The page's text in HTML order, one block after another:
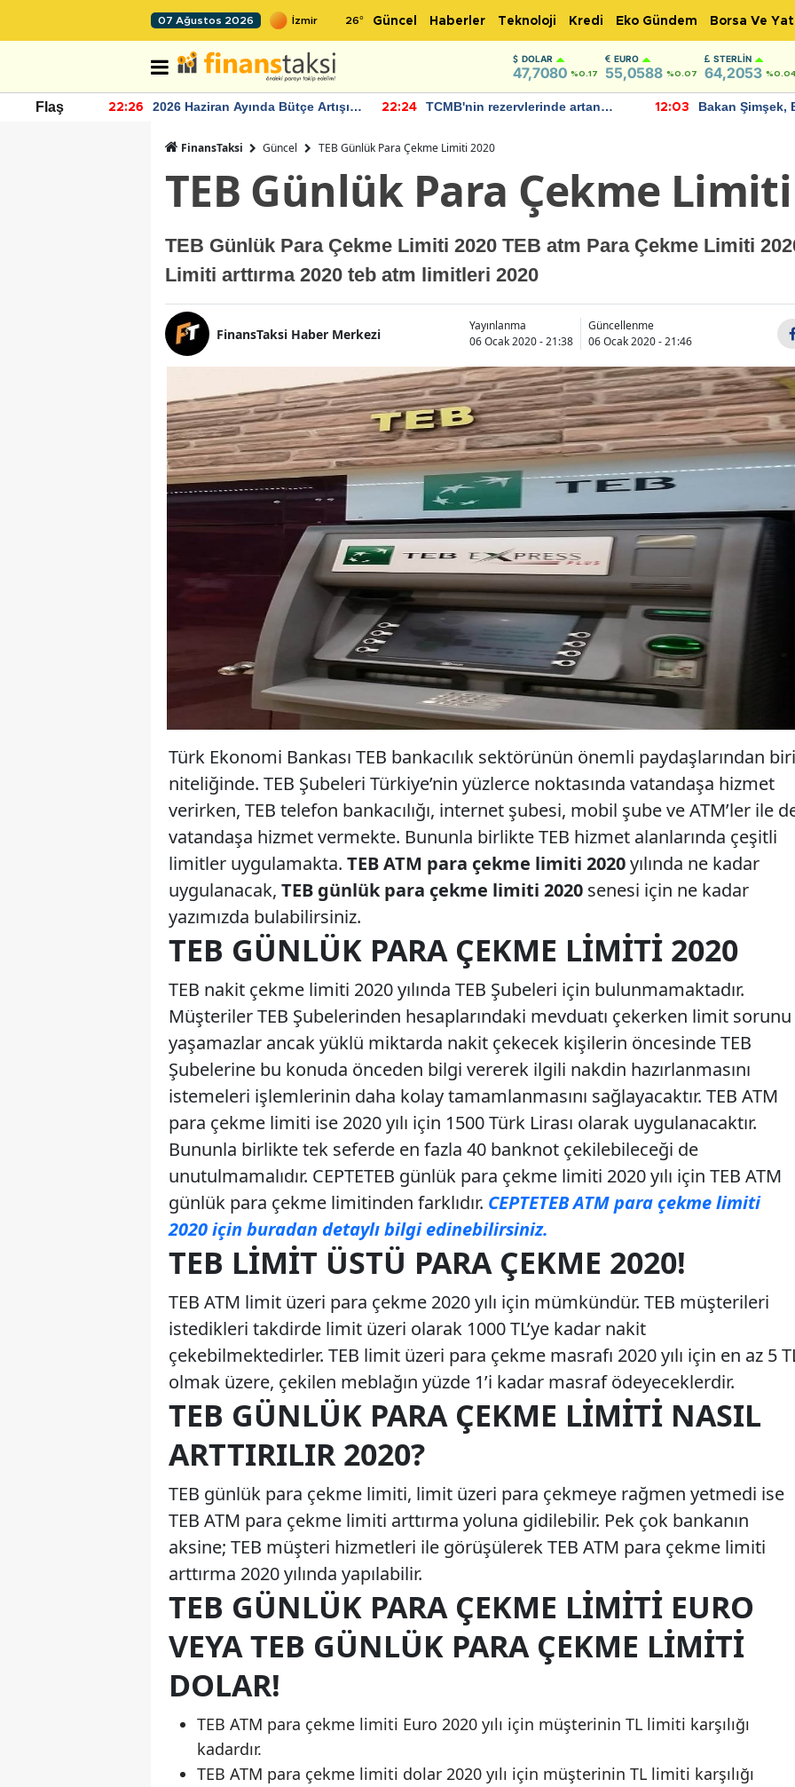
07 Ağustos 2026 26° Güncel Haberler Teknoloji Kredi Eko Gündem Borsa Ve
DOLAR
47,7080 %0.17
EURO
55,0588 %0.07
STERLIN
64,2053
Flaş 22:26
2026 Haziran Ayında Bütçe Artışı
22:24
TCMB'nin rezervlerinde artan
12:03
Bakan Şimşek,
FinansTaksi Güncel TEB Günlük Para Çekme Limiti 2020
TEB Günlük Para Çekme
TEB Günlük Para Çekme Limiti 2020 TEB atm Para Çekme Limiti
Limiti arttırma 2020 teb atm limitleri 2020
FinansTaksi Haber Merkezi
Yayınlanma
06 Ocak 2020 - 21:38
Güncellenme
06 Ocak 2020 - 21:46
Türk Ekonomi Bankası TEB bankacılık sektörünün önemli paydaşlarından biri
niteliğinde. TEB Şubeleri Türkiye’nin yüzlerce noktasında vatandaşa hizmet
verirken, TEB telefon bankacılığı, internet şubesi, mobil şube ve ATM’ler ile
vatandaşa hizmet vermekte. Bununla birlikte TEB hizmet alanlarında çeşitli
limitler uygulamakta. TEB ATM para çekme limiti 2020yılında ne kadar
uygulanacak, TEB günlük para çekme limiti 2020 senesi için ne kadar
yazımızda bulabilirsiniz.
TEB GÜNLÜK PARA ÇEKME LIMITI 2020
TEB nakit çekme limiti 2020 yılında TEB Şubeleri için bulunmamaktadır.
Müşteriler TEB Şubelerinden hesaplarındaki mevduatı çekerken limit sorunu
yaşamazlar ancak yüklü miktarda nakit çekecek kişilerin öncesinde TEB
Şubelerine bu konuda önceden bilgi vererek ilgili nakdin hazırlanmasını
istemeleri işlemlerinin daha kolay tamamlanmasını sağlayacaktır. TEB ATM
para çekme limiti ise 2020 yılı için 1500 Türk Lirası olarak uygulanacaktır.
Bununla birlikte tek seferde en fazla 40 banknot çekilebileceği de
unutulmamalıdır. CEPTETEB günlük para çekme limiti 2020 yılı için TEB ATM
günlük para çekme limitinden farklıdır. CEPTETEB ATM para çekme limiti
2020 için buradan detaylı bilgi edinebilirsiniz.
TEB LIMIT ÜSTÜ PARA ÇEKME 2020!
TEB ATM limit üzeri para çekme 2020 yılı için mümkündür. TEB müşterileri
istedikleri takdirde limit üzeri olarak 1000 TL’ye kadar nakit
çekebilmektedirler. TEB limit üzeri para çekme masrafı 2020 yılı için en az 5
olmak üzere, çekilen meblağın yüzde 1’i kadar masraf ödeyeceklerdir.
TEB GÜNLÜK PARA ÇEKME LIMITI NASIL
ARTTIRILIR 2020?
TEB günlük para çekme limiti, limit üzeri para çekmeye rağmen yetmedi ise
TEB ATM para çekme limiti arttırma yoluna gidilebilir. Pek çok bankanın
aksine; TEB müşteri hizmetleri ile görüşülerek TEB ATM para çekme limiti
arttırma 2020 yılında yapılabilir.
TEB GÜNLÜK PARA ÇEKME LIMITI EURO
VEYA TEB GÜNLÜK PARA ÇEKME LIMITI
DOLAR!
TEB ATM para çekme limiti Euro 2020 yılı için müşterinin TL limiti karşılığı
kadardır.
TEB ATM para çekme limiti dolar 2020 yılı için müşterinin TL limiti karşılığı